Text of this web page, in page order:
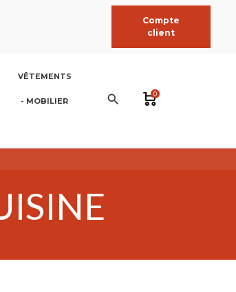
Compte
client
VÊTEMENTS
- MOBILIER search 0